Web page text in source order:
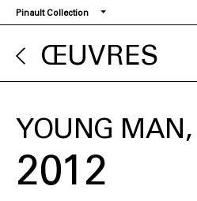
Aller
au
contenu
principal
Pinault Collection
ŒUVRES
YOUNG MAN
2012